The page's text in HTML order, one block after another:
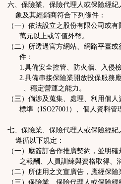
六、保險業、保險代理人或保險經
象及其經銷商符合下列條件：
（一）依法設立之股份有限公司或
萬元以上或等值外幣。
（二）所透過官方網站、網路平臺
件：
1.具備安全控管、防火牆、入侵檢
2.具備串接保險業開放投保服務
、穩定營運之能力。
（三）倘涉及蒐集、處理、利用個
標準（ISO27001）、個人資料管
七、保險業、保險代理人或保險經
遵循以下規定：
（一）應簽訂合作推廣契約，並明
之報酬、人員訓練與資格取得、
（二）所使用之文宣廣告，應經保險
（三）保險業、保險代理人或保險